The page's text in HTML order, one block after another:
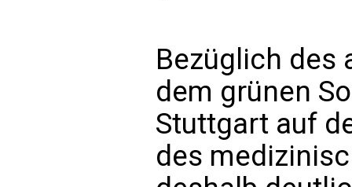
Bezüglich des
dem grünen
Stuttgart auf
des